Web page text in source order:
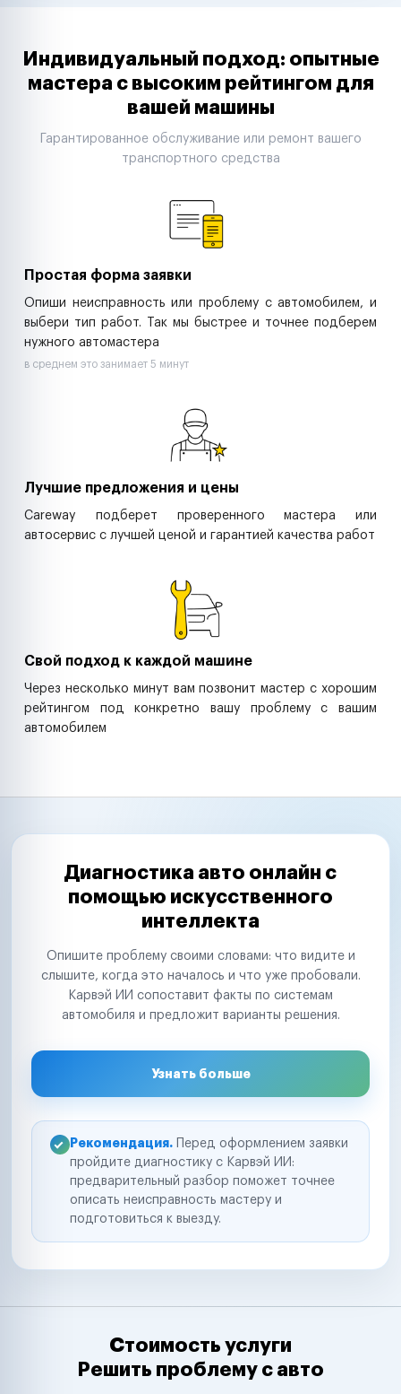
Таксопарки
Автодилеры
Строительные компании
Аренда спецтехники
Индивидуальный подход: опытные
мастера с высоким рейтингом для
вашей машины
Гарантированное обслуживание или ремонт вашего
транспортного средства
Простая форма заявки
Опиши неисправность или проблему с автомобилем, и
выбери тип работ. Так мы быстрее и точнее подберем
нужного автомастера
в среднем это занимает 5 минут
Лучшие предложения и цены
Careway подберет проверенного мастера или
автосервис с лучшей ценой и гарантией качества работ
Свой подход к каждой машине
Через несколько минут вам позвонит мастер с хорошим
рейтингом под конкретно вашу проблему с вашим
автомобилем
Диагностика авто онлайн с
помощью искусственного
интеллекта
Опишите проблему своими словами: что видите и
слышите, когда это началось и что уже пробовали.
Карвэй ИИ сопоставит факты по системам
автомобиля и предложит варианты решения.
Узнать больше
Рекомендация. Перед оформлением заявки
пройдите диагностику с Карвэй ИИ:
предварительный разбор поможет точнее
описать неисправность мастеру и
подготовиться к выезду.
Стоимость услуги
Решить проблему с авто